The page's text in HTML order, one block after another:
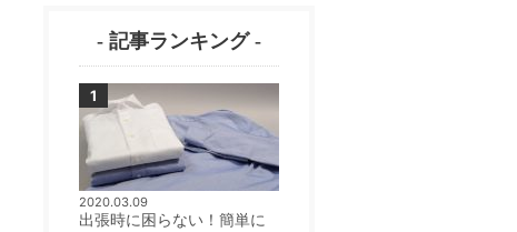
- 記事ランキング -
2020.03.09
出張時に困らない！簡単に